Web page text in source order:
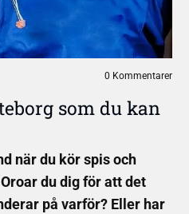
0 Kommentarer
som du kan
när du kör spis och
du dig för att det
på varför? Eller har